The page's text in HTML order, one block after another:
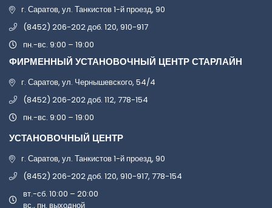
г. Саратов, ул. Танкистов 1-й проезд, 90
(8452) 206-202 доб. 120, 910-917
пн.-вс. 9:00 – 19:00
ФИРМЕННЫЙ УСТАНОВОЧНЫЙ ЦЕНТР СТАРЛАЙН
г. Саратов, ул. Чернышевского, 54/4
(8452) 206-202 доб. 112, 778-154
пн.-вс. 9:00 – 19:00
УСТАНОВОЧНЫЙ ЦЕНТР
г. Саратов, ул. Танкистов 1-й проезд, 90
(8452) 206-202 доб. 120, 910-917, 778-154
вт.-сб. 10:00 – 20:00
вс., пн. выходной